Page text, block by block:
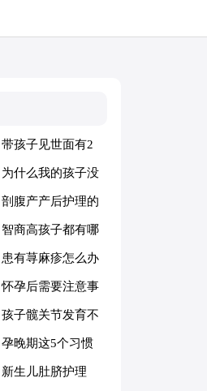
带孩子见世面有2
个误区，父母要早
知道！
为什么我的孩子没
有朋友
剖腹产产后护理的
注意事项
智商高孩子都有哪
些特点？
患有荨麻疹怎么办
怀孕后需要注意事
项多 孕妈护理得
当胎儿健康发育
孩子髋关节发育不
良怎么办
孕晚期这5个习惯
要改正
新生儿肚脐护理